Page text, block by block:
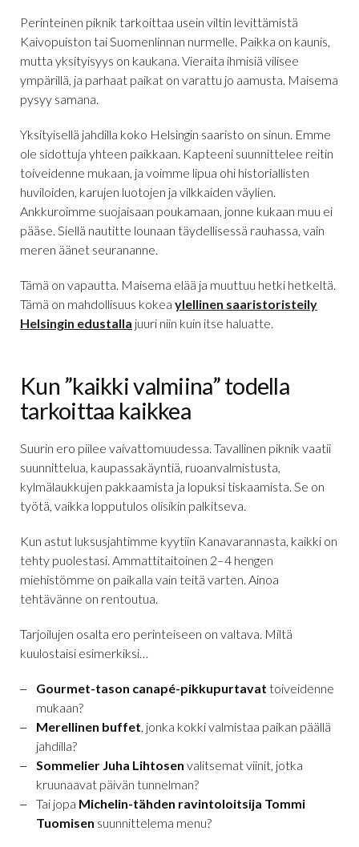
Perinteinen piknik tarkoittaa usein viltin levittämistä
Kaivopuiston tai Suomenlinnan nurmelle. Paikka on kaunis,
mutta yksityisyys on kaukana. Vieraita ihmisiä vilisee
ympärillä, ja parhaat paikat on varattu jo aamusta. Maisema
pysyy samana.
Yksityisellä jahdilla koko Helsingin saaristo on sinun. Emme
ole sidottuja yhteen paikkaan. Kapteeni suunnittelee reitin
toiveidenne mukaan, ja voimme lipua ohi historiallisten
huviloiden, karujen luotojen ja vilkkaiden väylien.
Ankkuroimme suojaisaan poukamaan, jonne kukaan muu ei
pääse. Siellä nautitte lounaan täydellisessä rauhassa, vain
meren äänet seurananne.
Tämä on vapautta. Maisema elää ja muuttuu hetki hetkeltä.
Tämä on mahdollisuus kokea ylellinen saaristoristeily
Helsingin edustalla juuri niin kuin itse haluatte.
Kun ”kaikki valmiina” todella
tarkoittaa kaikkea
Suurin ero piilee vaivattomuudessa. Tavallinen piknik vaatii
suunnittelua, kaupassakäyntiä, ruoanvalmistusta,
kylmälaukkujen pakkaamista ja lopuksi tiskaamista. Se on
työtä, vaikka lopputulos olisikin palkitseva.
Kun astut luksusjahtimme kyytiin Kanavarannasta, kaikki on
tehty puolestasi. Ammattitaitoinen 2–4 hengen
miehistömme on paikalla vain teitä varten. Ainoa
tehtävänne on rentoutua.
Tarjoilujen osalta ero perinteiseen on valtava. Miltä
kuulostaisi esimerkiksi…
Gourmet-tason canapé-pikkupurtavat toiveidenne
mukaan?
Merellinen buffet, jonka kokki valmistaa paikan päällä
jahdilla?
Sommelier Juha Lihtosen valitsemat viinit, jotka
kruunaavat päivän tunnelman?
Tai jopa Michelin-tähden ravintoloitsija Tommi
Tuomisen suunnittelema menu?